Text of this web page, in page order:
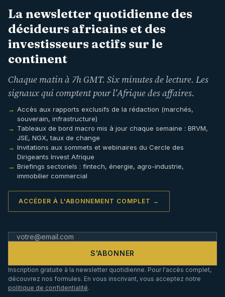
La newsletter quotidienne des
décideurs africains et des
investisseurs actifs sur le
continent
Chaque matin à 7h GMT. Six minutes de lecture. Les
signaux qui comptent pour l'Afrique des affaires.
Accès aux rapports exclusifs de la rédaction (marchés,
souverain, infrastructure)
Tableaux de bord macro mis à jour chaque semaine : BRVM,
JSE, NGX, taux de change
Invitations aux sommets et webinaires du Cercle des
Dirigeants Invest Afrique
Briefings sectoriels : fintech, énergie, agro-industrie,
immobilier commercial
ACCÉDER À L'ABONNEMENT COMPLET →
S'ABONNER
Inscription gratuite à la newsletter quotidienne. Pour l'accès complet,
découvrez nos formules. En vous inscrivant, vous acceptez notre
politique de confidentialité.